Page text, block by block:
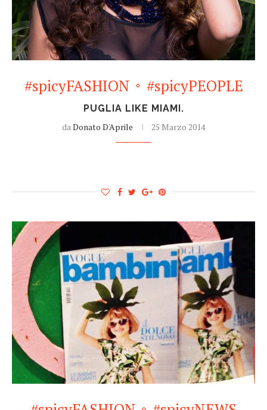
#spicyFASHION #spicyPEOPLE
PUGLIA LIKE MIAMI.
daDonato D'Aprile 25 Marzo 2014